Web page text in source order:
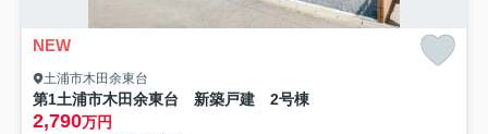
NEW
土浦市木田余東台
第1土浦市木田余東台 新築戸建 2号棟
2,790万円